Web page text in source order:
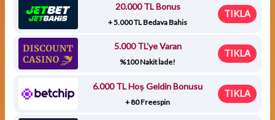
20.000 TL Bonus
+ 5.000 TL Bedava Bahis
TIKLA
5.000 TL'ye Varan
%100 Nakit İade!
TIKLA
6.000 TL Hoş Geldin Bonusu
+ 80 Freespin
TIKLA